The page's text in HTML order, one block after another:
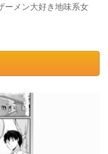
ーメン大好き地味系女